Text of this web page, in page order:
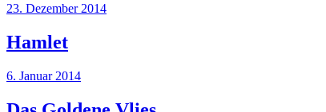
23. Dezember 2014
Hamlet
6. Januar 2014